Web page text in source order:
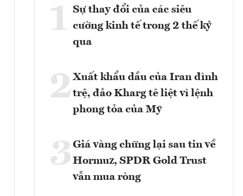
1 Sự thay đổi của các siêu
cường kinh tế trong 2 thế kỷ
qua
2Xuất khẩu dầu của Iran đình
trệ, đảo Kharg tê liệt vì lệnh
phong tỏa của Mỹ
3 Giá vàng chững lại sau tin về
Hormuz, SPDR Gold Trust
vẫn mua ròng